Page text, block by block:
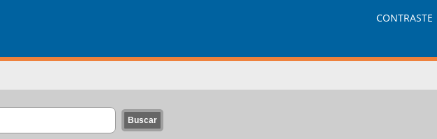
CONTRASTE